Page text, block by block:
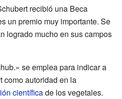
recibió una Beca
un premio muy importante. Se
logrado mucho en sus campos
se emplea para indicar a
como autoridad en la
científicade los vegetales.